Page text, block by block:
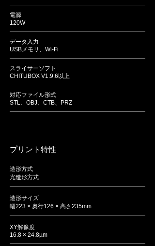
電源
120W
データ入力
USBメモリ、Wi-Fi
スライサーソフト
CHITUBOX V1.9.6以上
対応ファイル形式
STL、OBJ、CTB、PRZ
​プリント特性
造形方式
光造形方式
造形サイズ
幅223 × 奥行126 × 高さ235mm
XY解像度
16.8 × 24.8µm